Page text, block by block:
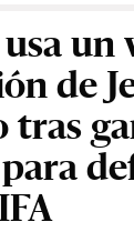
un
de
tras